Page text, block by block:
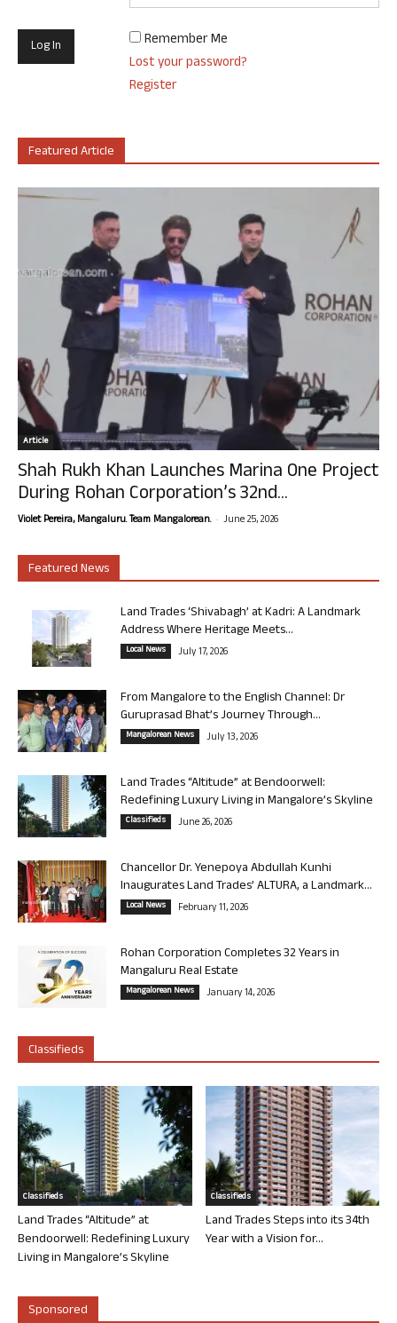
Remember Me
Lost your password?
Register
Featured Article
Article
Shah Rukh Khan Launches Marina One Project
During Rohan Corporation’s 32nd...
Violet Pereira, Mangaluru. Team Mangalorean. - June 25, 2026
Featured News
Land Trades ‘Shivabagh’ at Kadri: A Landmark
Address Where Heritage Meets...
Local News July 17, 2026
From Mangalore to the English Channel: Dr
Guruprasad Bhat’s Journey Through...
Mangalorean News July 13, 2026
Land Trades “Altitude” at Bendoorwell:
Redefining Luxury Living in Mangalore’s Skyline
Classifieds June 26, 2026
Chancellor Dr. Yenepoya Abdullah Kunhi
Inaugurates Land Trades’ ALTURA, a Landmark...
Local News February 11, 2026
Rohan Corporation Completes 32 Years in
Mangaluru Real Estate
Mangalorean News January 14, 2026
Classifieds
Classifieds
Land Trades “Altitude” at
Bendoorwell: Redefining Luxury
Living in Mangalore’s Skyline
Classifieds
Land Trades Steps into its 34th
Year with a Vision for...
Sponsored